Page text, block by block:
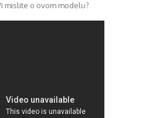
mislite o ovom modelu?